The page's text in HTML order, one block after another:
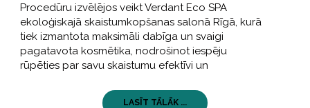
Procedūru izvēlējos veikt Verdant Eco SPA
ekoloģiskajā skaistumkopšanas salonā Rīgā, kurā
tiek izmantota maksimāli dabīga un svaigi
pagatavota kosmētika, nodrošinot iespēju
rūpēties par savu skaistumu efektīvi un
LASĪT TĀLĀK ...